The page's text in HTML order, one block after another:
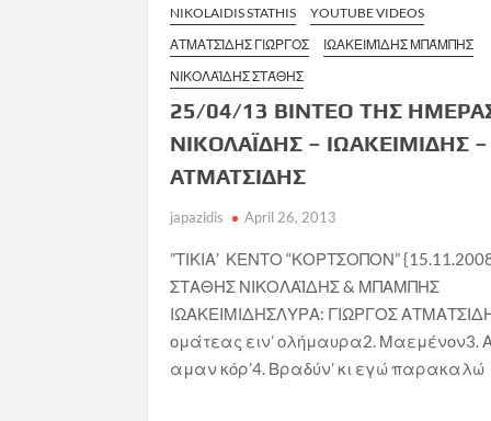
NIKOLAIDIS STATHIS
YOUTUBE VIDEOS
ΑΤΜΑΤΣΊΔΗΣ ΓΙΏΡΓΟΣ
ΙΩΑΚΕΙΜΊΔΗΣ ΜΠΆΜΠΗΣ
ΝΙΚΟΛΑΪΔΗΣ ΣΤΆΘΗΣ
25/04/13 ΒΙΝΤΕΟ ΤΗΣ
ΝΙΚΟΛΑΪΔΗΣ – ΙΩΑΚΕΙΜΙΔΗΣ –
ΑΤΜΑΤΣΙΔΗΣ
japazidis April 26, 2013
”ΤΙΚΙΑ’ ΚΕΝΤΟ “ΚΟΡΤΣΟΠΟΝ”
ΣΤΑΘΗΣ ΝΙΚΟΛΑΪΔΗΣ & ΜΠΑΜΠΗΣ
ΙΩΑΚΕΙΜΙΔΗΣΛΥΡΑ: ΓΙΩΡΓΟΣ
ομάτεας ειν’ ολήμαυρα2. Μαεμένον3.
αμαν κόρ’4. Βραδύν’ κι εγώ παρακαλώ